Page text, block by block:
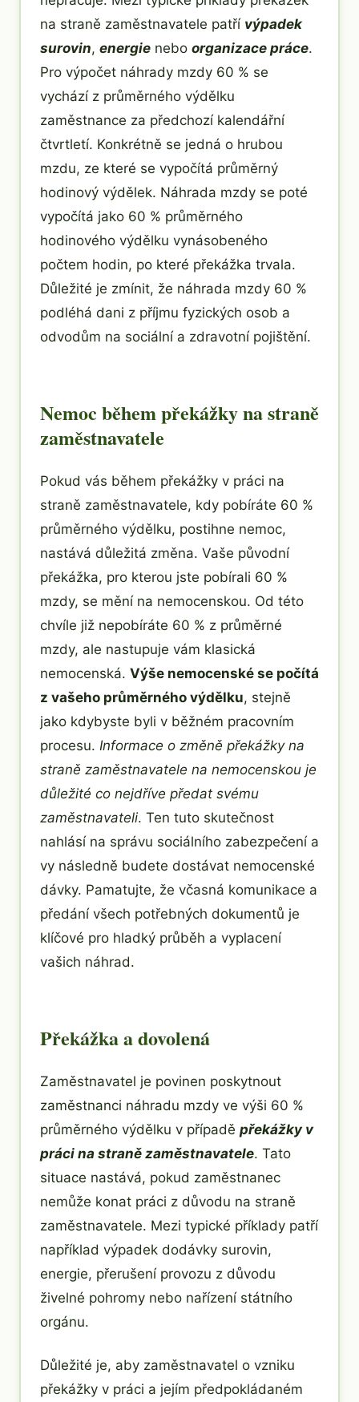
na straně zaměstnavatele patří výpadek
surovin, energie nebo organizace práce.
Pro výpočet náhrady mzdy 60 % se
vychází z průměrného výdělku
zaměstnance za předchozí kalendářní
čtvrtletí. Konkrétně se jedná o hrubou
mzdu, ze které se vypočítá průměrný
hodinový výdělek. Náhrada mzdy se poté
vypočítá jako 60 % průměrného
hodinového výdělku vynásobeného
počtem hodin, po které překážka trvala.
Důležité je zmínit, že náhrada mzdy 60 %
podléhá dani z příjmu fyzických osob a
odvodům na sociální a zdravotní pojištění.
Nemoc během překážky na straně
zaměstnavatele
Pokud vás během překážky v práci na
straně zaměstnavatele, kdy pobíráte 60 %
průměrného výdělku, postihne nemoc,
nastává důležitá změna. Vaše původní
překážka, pro kterou jste pobírali 60 %
mzdy, se mění na nemocenskou. Od této
chvíle již nepobíráte 60 % z průměrné
mzdy, ale nastupuje vám klasická
nemocenská. Výše nemocenské se počítá
z vašeho průměrného výdělku, stejně
jako kdybyste byli v běžném pracovním
procesu. Informace o změně překážky na
straně zaměstnavatele na nemocenskou je
důležité co nejdříve předat svému
zaměstnavateli. Ten tuto skutečnost
nahlásí na správu sociálního zabezpečení a
vy následně budete dostávat nemocenské
dávky. Pamatujte, že včasná komunikace a
předání všech potřebných dokumentů je
klíčové pro hladký průběh a vyplacení
vašich náhrad.
Překážka a dovolená
Zaměstnavatel je povinen poskytnout
zaměstnanci náhradu mzdy ve výši 60 %
průměrného výdělku v případě překážky v
práci na straně zaměstnavatele. Tato
situace nastává, pokud zaměstnanec
nemůže konat práci z důvodu na straně
zaměstnavatele. Mezi typické příklady patří
například výpadek dodávky surovin,
energie, přerušení provozu z důvodu
živelné pohromy nebo nařízení státního
orgánu.
Důležité je, aby zaměstnavatel o vzniku
překážky v práci a jejím předpokládaném